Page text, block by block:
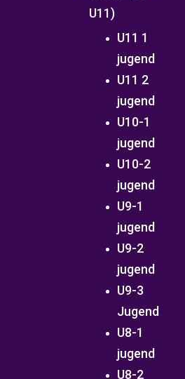
U11)
U11 1
jugend
U11 2
jugend
U10-1
jugend
U10-2
jugend
U9-1
jugend
U9-2
jugend
U9-3
Jugend
U8-1
jugend
U8-2